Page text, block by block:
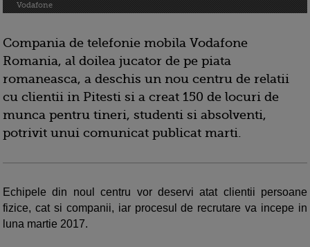
Vodafone
Compania de telefonie mobila Vodafone
Romania, al doilea jucator de pe piata
romaneasca, a deschis un nou centru de relatii
cu clientii in Pitesti si a creat 150 de locuri de
munca pentru tineri, studenti si absolventi,
potrivit unui comunicat publicat marti.
Echipele din noul centru vor deservi atat clientii persoane
fizice, cat si companii, iar procesul de recrutare va incepe in
luna martie 2017.